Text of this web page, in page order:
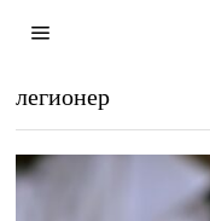
легионер